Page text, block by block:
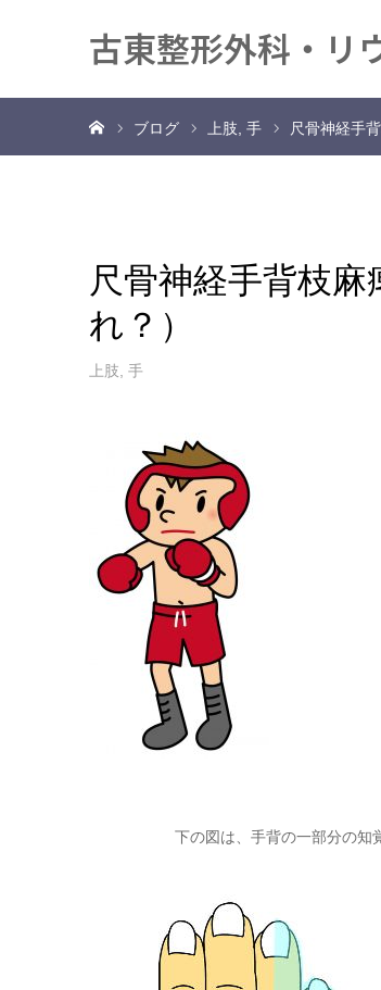
古東整形外科・リ
ブログ 上肢 手 尺骨神経手
尺骨神経手背枝
れ？）
上肢 手
下の図は、手背の一部分の知